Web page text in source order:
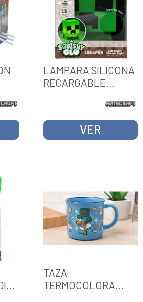
LAMPARA SILICONA
RECARGABLE
VER
TAZA
TERMOCOLORA